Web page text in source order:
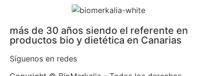
más de 30 años siendo el referente en
productos bio y dietética en Canarias
Síguenos en redes